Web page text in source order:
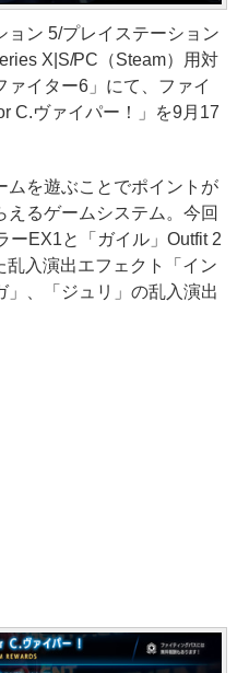
ン 5/プレイステーション
X|S/PC（Steam）用対
イター6」にて、ファイ
C.ヴァイパー！」を9月17
を遊ぶことでポイントが
るゲームシステム。今回
ーEX1と「ガイル」Outfit 2
入演出エフェクト「イン
」、「ジュリ」の乱入演出